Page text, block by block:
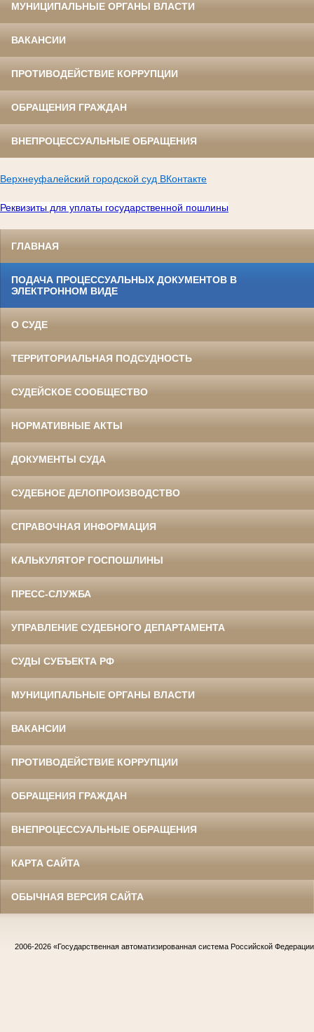
МУНИЦИПАЛЬНЫЕ ОРГАНЫ ВЛАСТИ
ВАКАНСИИ
ПРОТИВОДЕЙСТВИЕ КОРРУПЦИИ
ОБРАЩЕНИЯ ГРАЖДАН
ВНЕПРОЦЕССУАЛЬНЫЕ ОБРАЩЕНИЯ
Верхнеуфалейский городской суд ВКонтакте
Реквизиты для уплаты государственной пошлины
ГЛАВНАЯ
ПОДАЧА ПРОЦЕССУАЛЬНЫХ ДОКУМЕНТОВ В
ЭЛЕКТРОННОМ ВИДЕ
О СУДЕ
ТЕРРИТОРИАЛЬНАЯ ПОДСУДНОСТЬ
СУДЕЙСКОЕ СООБЩЕСТВО
НОРМАТИВНЫЕ АКТЫ
ДОКУМЕНТЫ СУДА
СУДЕБНОЕ ДЕЛОПРОИЗВОДСТВО
СПРАВОЧНАЯ ИНФОРМАЦИЯ
КАЛЬКУЛЯТОР ГОСПОШЛИНЫ
ПРЕСС-СЛУЖБА
УПРАВЛЕНИЕ СУДЕБНОГО ДЕПАРТАМЕНТА
СУДЫ СУБЪЕКТА РФ
МУНИЦИПАЛЬНЫЕ ОРГАНЫ ВЛАСТИ
ВАКАНСИИ
ПРОТИВОДЕЙСТВИЕ КОРРУПЦИИ
ОБРАЩЕНИЯ ГРАЖДАН
ВНЕПРОЦЕССУАЛЬНЫЕ ОБРАЩЕНИЯ
КАРТА САЙТА
ОБЫЧНАЯ ВЕРСИЯ САЙТА
2006-2026 «Государственная автоматизированная система Российской